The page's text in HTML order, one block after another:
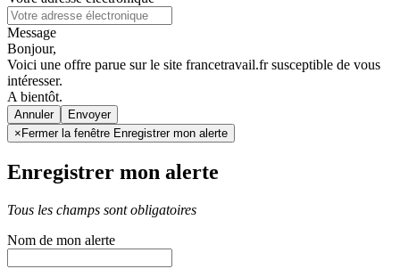
Message
Bonjour,
Voici une offre parue sur le site francetravail.fr susceptible de vous
intéresser.
A bientôt.
Annuler
× Fermer la fenêtre Enregistrer mon alerte
Enregistrer mon alerte
Tous les champs sont obligatoires
Nom de mon alerte